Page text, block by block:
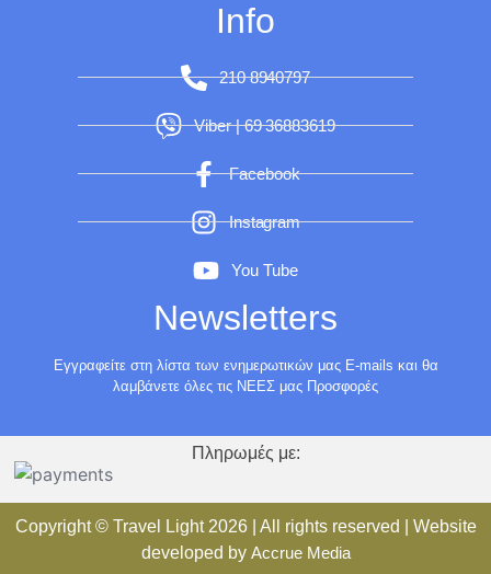
Info
210 8940797
Viber | 69 36883619
Facebook
Instagram
You Tube
Newsletters
Εγγραφείτε στη λίστα των ενημερωτικών μας E-mails και θα
λαμβάνετε όλες τις ΝΕΕΣ μας Προσφορές
Πληρωμές με:
Copyright © Travel Light2026 | All rights reserved | Website
developed by Accrue Media